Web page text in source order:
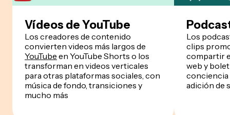
Vídeos de YouTube
Los creadores de contenido
convierten videos más largos de
YouTube en YouTube Shorts o los
transforman en videos verticales
para otras plataformas sociales, con
música de fondo, transiciones y
mucho más
Los
clips
compartir
web y
conciencia
adición de